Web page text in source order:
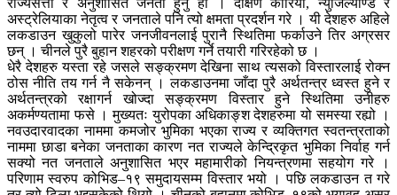
राज्यसत्ता र अनुशासित जनता हुनु हो । दक्षिण कोरिया, न्युजिल्याण्ड र
अस्ट्रेलियाका नेतृत्व र जनताले पनि त्यो क्षमता प्रदर्शन गरे । यी देशहरु अहिले
लकडाउन खुकुलो पारेर जनजीवनलाई पुरानै स्थितिमा फर्काउने तिर अग्रसर
छन् । चीनले पुरै बुहान शहरको परीक्षण गर्ने तयारी गरिरहेको छ ।
धेरै देशहरु यस्ता रहे जसले सङ्क्रमण देखिना साथ त्यसको विस्तारलाई रोक्न
ठोस नीति तय गर्न नै सकेनन् । लकडाउनमा जाँदा पुरै अर्थतन्त्र ध्वस्त हुने र
अर्थतन्त्रको रक्षागर्न खोज्दा सङ्क्रमण विस्तार हुने स्थितिमा उनीहरु
अकर्मण्यतामा फसे । मुख्यतः युरोपका अधिकाङ्श देशहरुमा यो समस्या रह्यो ।
नवउदारवादका नाममा कमजोर भुमिका भएका राज्य र व्यक्तिगत स्वतन्त्रताको
नाममा छाडा बनेका जनताका कारण नत राज्यले केन्द्रिकृत भुमिका निर्वाह गर्न
सक्यो नत जनताले अनुशासित भएर महामारीको नियन्त्रणमा सहयोग गरे ।
परिणाम स्वरुप कोभिड–१९ समुदायसम्म विस्तार भयो । पछि लकडाउन त गरे